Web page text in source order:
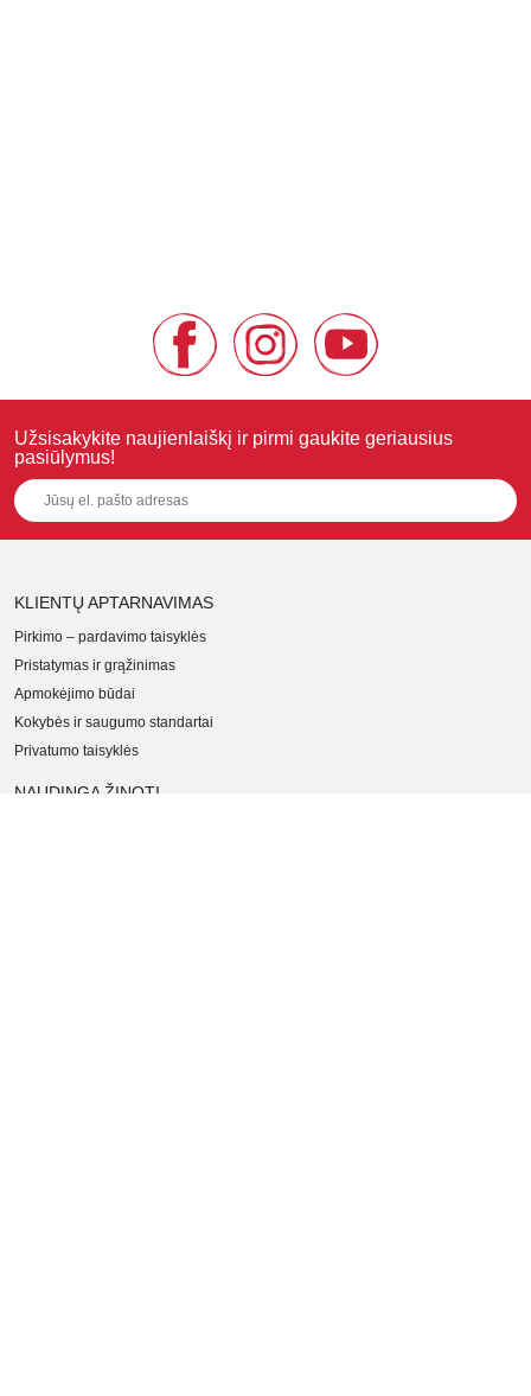
Užsisakykite naujienlaiškį ir pirmi gaukite geriausius
pasiūlymus!
KLIENTŲ APTARNAVIMAS
Pirkimo – pardavimo taisyklės
Pristatymas ir grąžinimas
Apmokėjimo būdai
Kokybės ir saugumo standartai
Privatumo taisyklės
NAUDINGA ŽINOTI